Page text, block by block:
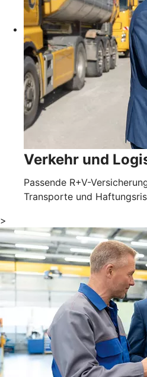
Verkehr und
Passende R+V-
Transporte und
>